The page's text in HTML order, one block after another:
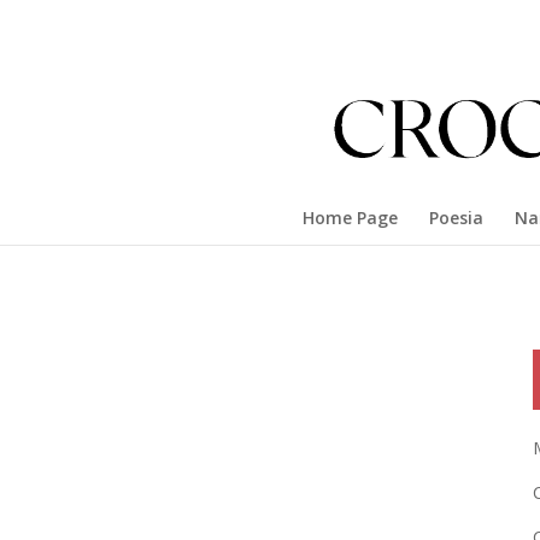
Home Page Poesia